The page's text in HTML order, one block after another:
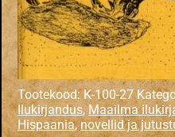
Tootekood: K-100-27
Ilukirjandus, Maailma
Hispaania, novellid ja